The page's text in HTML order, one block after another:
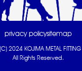
2024 KOJIMA METAL FITTING
All Rights Reserved.
privacy policysitemap